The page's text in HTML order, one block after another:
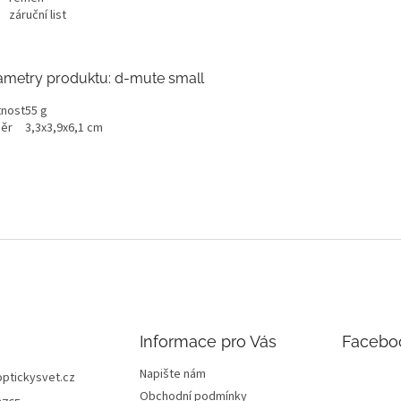
záruční list
produktu: d-mute small
55 g
3,3x3,9x6,1 cm
Informace pro Vás
Napište nám
Obchodní podmínky